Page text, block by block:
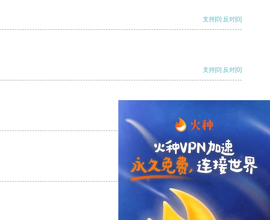
支持[0] 反对[0]
支持[0] 反对[0]
支持
支持[0] 反对[0]